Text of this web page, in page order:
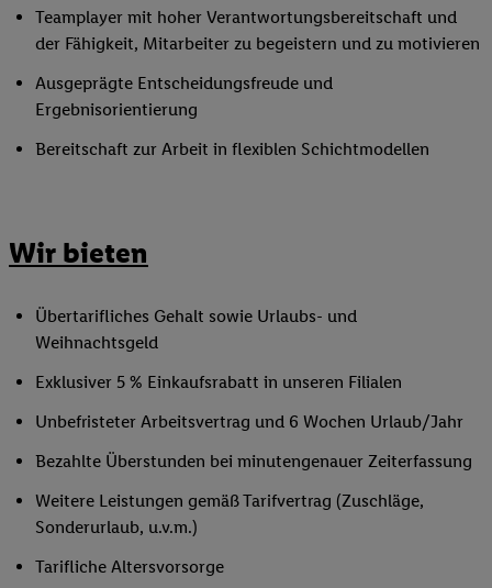
Teamplayer mit hoher Verantwortungsbereitschaft und
der Fähigkeit, Mitarbeiter zu begeistern und zu motivieren
Ausgeprägte Entscheidungsfreude und
Ergebnisorientierung
Bereitschaft zur Arbeit in flexiblen Schichtmodellen
Wir bieten
Übertarifliches Gehalt sowie Urlaubs- und
Weihnachtsgeld
Exklusiver 5 % Einkaufsrabatt in unseren Filialen
Unbefristeter Arbeitsvertrag und 6 Wochen Urlaub/Jahr
Bezahlte Überstunden bei minutengenauer Zeiterfassung
Weitere Leistungen gemäß Tarifvertrag (Zuschläge,
Sonderurlaub, u.v.m.)
Tarifliche Altersvorsorge